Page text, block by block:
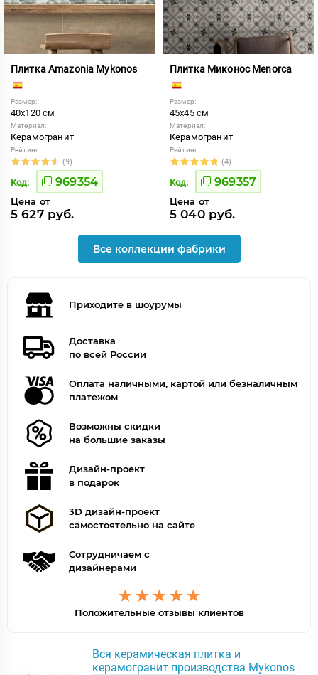
Плитка Amazonia Mykonos
Размер:
40x120 см
Материал:
Керамогранит
Рейтинг:
(9)
Код: 969354
Цена от
5 627 руб.
Плитка Миконос Menorca
Размер:
45x45 см
Материал:
Керамогранит
Рейтинг:
(4)
Код: 969357
Цена от
5 040 руб.
Все коллекции фабрики
Приходите в шоурумы
Доставка
по всей России
Оплата наличными, картой или безналичным
платежом
Возможны скидки
на большие заказы
Дизайн-проект
в подарок
3D дизайн-проект
самостоятельно на сайте
Сотрудничаем с
дизайнерами
Положительные отзывы клиентов
Вся керамическая плитка и
керамогранит производства Mykonos